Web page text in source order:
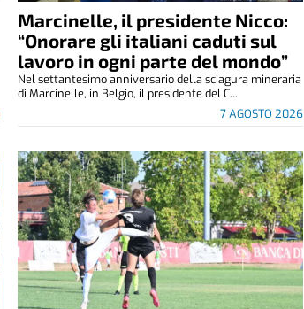
Marcinelle, il presidente Nicco:
“Onorare gli italiani caduti sul
lavoro in ogni parte del mondo”
7 AGOSTO 2026
Nel settantesimo anniversario della sciagura mineraria
di Marcinelle, in Belgio, il presidente del C...